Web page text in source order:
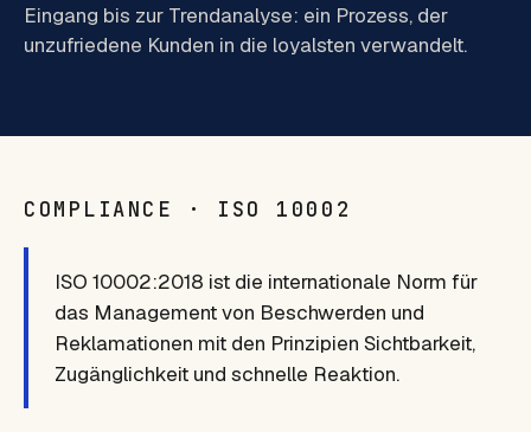
Eingang bis zur Trendanalyse: ein Prozess, der
unzufriedene Kunden in die loyalsten verwandelt.
COMPLIANCE · ISO 10002
ISO 10002:2018 ist die internationale Norm für
das Management von Beschwerden und
Reklamationen mit den Prinzipien Sichtbarkeit,
Zugänglichkeit und schnelle Reaktion.